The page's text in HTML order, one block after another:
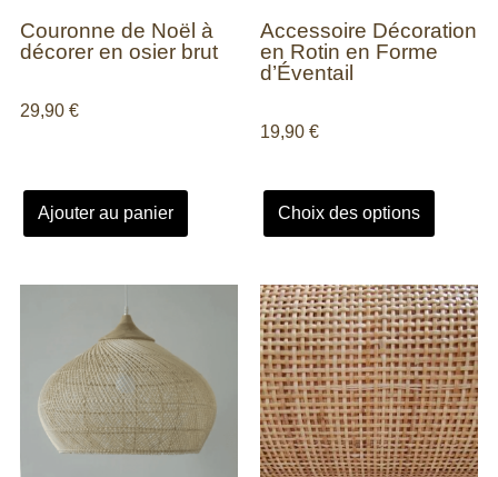
Couronne de Noël à
décorer en osier brut
29,90 €
Ajouter au panier
Accessoire Décoration
en Rotin en Forme
d’Éventail
19,90 €
Choix des options